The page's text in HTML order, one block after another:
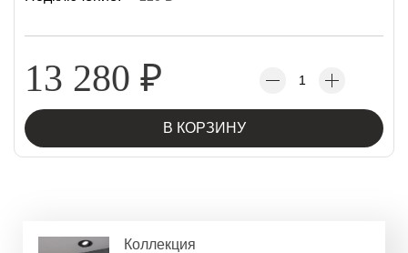
13 280 ₽
В КОРЗИНУ
Коллекция